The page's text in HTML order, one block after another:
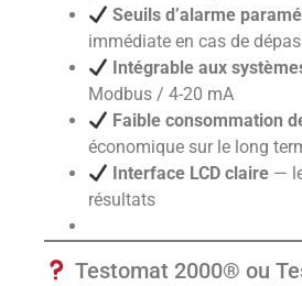
Seuils d’alarme
immédiate en cas de
Intégrable aux
Modbus / 4-20 mA
Faible consommation
économique sur le long
Interface LCD claire —
résultats
Testomat 2000® ou